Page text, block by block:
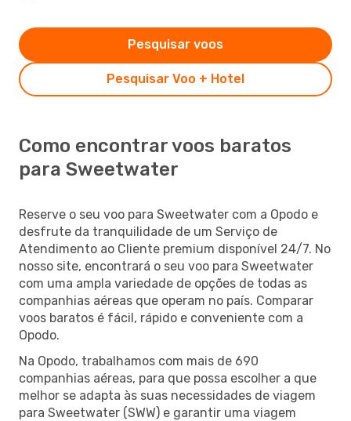
Pesquisar Voo + Hotel
Pesquisar voos
Como encontrar voos baratos
para Sweetwater
Reserve o seu voo para Sweetwater com a Opodo e
desfrute da tranquilidade de um Serviço de
Atendimento ao Cliente premium disponível 24/7. No
nosso site, encontrará o seu voo para Sweetwater
com uma ampla variedade de opções de todas as
companhias aéreas que operam no país. Comparar
voos baratos é fácil, rápido e conveniente com a
Opodo.
Na Opodo, trabalhamos com mais de 690
companhias aéreas, para que possa escolher a que
melhor se adapta às suas necessidades de viagem
para Sweetwater (SWW) e garantir uma viagem